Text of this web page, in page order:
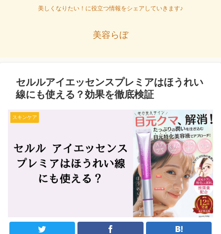
美しくなりたい！に役立つ情報をシェアしていきます♪
美容らぼ
セルルアイエッセンスプレミアはほうれい
線にも使える？効果を徹底検証
スキンケア